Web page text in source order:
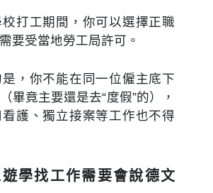
打工期間，你可以選擇正職
要受當地勞工局許可。
，你不能在同一位僱主底下
畢竟主要還是去“度假”的），
護、獨立接案等工作也不得
學找工作需要會說德文